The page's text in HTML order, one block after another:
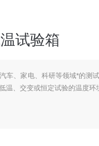
试验箱
车、家电、科研等领域*的测
温、交变或恒定试验的温度环